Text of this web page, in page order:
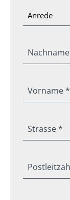
Vorname *
Strasse *